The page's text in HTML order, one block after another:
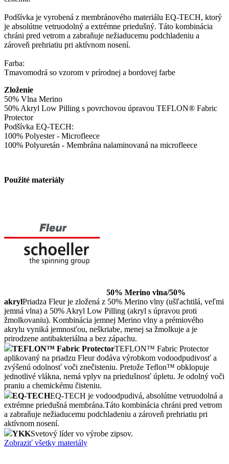
Podšívka je vyrobená z membránového materiálu EQ-TECH, ktorý
je absolútne vetruodolný a extrémne priedušný. Táto kombinácia
chráni pred vetrom a zabraňuje nežiaducemu podchladeniu a
zároveň prehriatiu pri aktívnom nosení.
Farba:
Tmavomodrá so vzorom v prírodnej a bordovej farbe
Zloženie
50% Vlna Merino
50% Akryl Low Pilling s povrchovou úpravou TEFLON® Fabric
Protector
Podšívka EQ-TECH:
100% Polyester - Microfleece
100% Polyuretán - Membrána nalaminovaná na microfleece
Použité materiály
50% Merino vlna/50%
akrylPriadza Fleur je zložená z 50% Merino vlny (ušľachtilá, veľmi
jemná vlna) a 50% Akryl Low Pilling (akryl s úpravou proti
žmolkovaniu). Kombinácia jemnej Merino vlny a prémiového
akrylu vyniká jemnosťou, neškriabe, menej sa žmolkuje a je
prirodzene antibakteriálna a bez zápachu.
TEFLON™ Fabric ProtectorTEFLON™ Fabric Protector
aplikovaný na priadzu Fleur dodáva výrobkom vodoodpudivosť a
zvýšenú odolnosť voči znečisteniu. Pretože Teﬂon™ obklopuje
jednotlivé vlákna, nemá vplyv na priedušnosť úpletu. Je odolný voči
praniu a chemickému čisteniu.
EQ-TECHEQ-TECH je vodoodpudivá, absolútne vetruodolná a
extrémne priedušná membrána.Táto kombinácia chráni pred vetrom
a zabraňuje nežiaducemu podchladeniu a zároveň prehriatiu pri
aktívnom nosení.
YKKSvetový líder vo výrobe zipsov.
Zobraziť všetky materiály